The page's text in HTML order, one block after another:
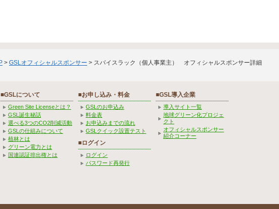
> GSLオフィシャルスポンサー > スパイスラック（個人事業主） オフィシャルスポンサー詳細
■GSLについて
Green Site Licenseとは？
GSL誕生秘話
選べる3つのCO2削減活動
GSLの仕組みについて
植林とは
グリーン電力とは
国連認証排出権とは
■お申し込み・料金
GSLのお申込み
料金表
お申込みまでの流れ
GSLクイック設置テスト
■ログイン
ログイン
パスワード再発行
■GSL導入企業
導入サイト一覧
地球グリーン化プロジェ
クト
オフィシャルスポンサー
紹介コーナー